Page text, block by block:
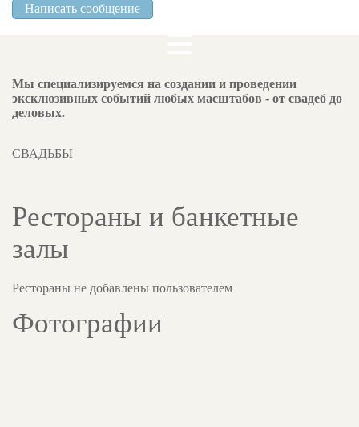
Написать сообщение
Мы специализируемся на создании и проведении
эксклюзивных событий любых масштабов - от свадеб до
деловых.
СВАДЬБЫ
Рестораны и банкетные
залы
Рестораны не добавлены пользователем
Фотографии